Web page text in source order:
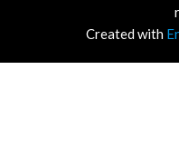
Created with